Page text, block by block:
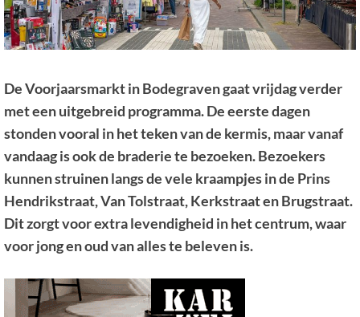
De Voorjaarsmarkt in Bodegraven gaat vrijdag verder
met een uitgebreid programma. De eerste dagen
stonden vooral in het teken van de kermis, maar vanaf
vandaag is ook de braderie te bezoeken. Bezoekers
kunnen struinen langs de vele kraampjes in de Prins
Hendrikstraat, Van Tolstraat, Kerkstraat en Brugstraat.
Dit zorgt voor extra levendigheid in het centrum, waar
voor jong en oud van alles te beleven is.